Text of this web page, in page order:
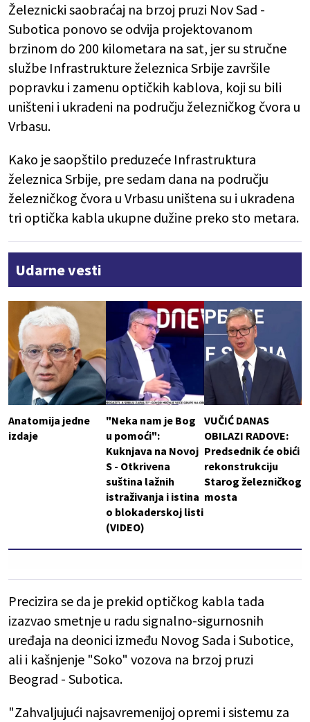
Železnicki saobraćaj na brzoj pruzi Nov Sad -
Subotica ponovo se odvija projektovanom
brzinom do 200 kilometara na sat, jer su stručne
službe Infrastrukture železnica Srbije završile
popravku i zamenu optičkih kablova, koji su bili
uništeni i ukradeni na području železničkog čvora u
Vrbasu.
Kako je saopštilo preduzeće Infrastruktura
železnica Srbije, pre sedam dana na području
železničkog čvora u Vrbasu uništena su i ukradena
tri optička kabla ukupne dužine preko sto metara.
Udarne vesti
Anatomija jedne
izdaje
"Neka nam je Bog
u pomoći":
Kuknjava na Novoj
S - Otkrivena
suština lažnih
istraživanja i istina
o blokaderskoj listi
(VIDEO)
VUČIĆ DANAS
OBILAZI RADOVE:
Predsednik će obići
rekonstrukciju
Starog železničkog
mosta
Precizira se da je prekid optičkog kabla tada
izazvao smetnje u radu signalno-sigurnosnih
uređaja na deonici između Novog Sada i Subotice,
ali i kašnjenje "Soko" vozova na brzoj pruzi
Beograd - Subotica.
"Zahvaljujući najsavremenijoj opremi i sistemu za